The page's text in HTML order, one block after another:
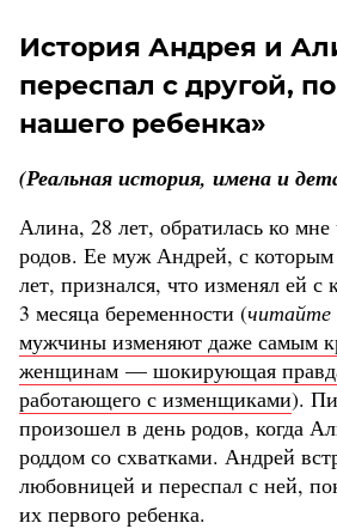
История Андрея и
переспал с другой,
нашего ребенка»
(Реальная история, имена и
Алина, 28 лет, обратилась ко мне
родов. Ее муж Андрей, с
лет, признался, что изменял ей с
3 месяца беременности (
мужчины изменяют даже самым
женщинам — шокирующая правда
работающего с изменщиками).
произошел в день родов, когда
роддом со схватками. Андрей
любовницей и переспал с ней,
их первого ребенка.